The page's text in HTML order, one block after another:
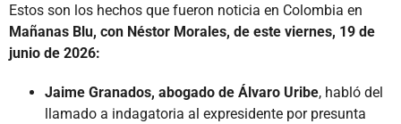
Estos son los hechos que fueron noticia en Colombia en
Mañanas Blu, con Néstor Morales, de este viernes, 19 de
junio de 2026:
Jaime Granados, abogado de Álvaro Uribe, habló del
llamado a indagatoria al expresidente por presunta